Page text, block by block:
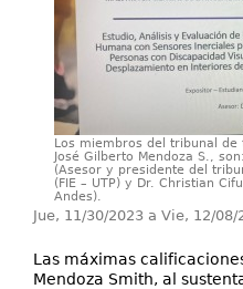
Los miembros del tribunal
José Gilberto Mendoza S.,
(Asesor y presidente del
(FIE – UTP) y Dr. Christian
Andes).
Jue, 11/30/2023 a Vie, 12/08/
Las máximas
Mendoza Smith, al